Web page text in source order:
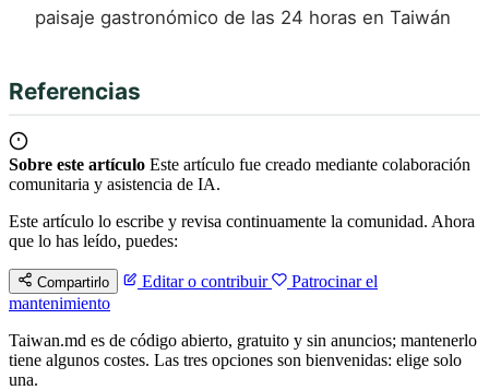
paisaje gastronómico de las 24 horas en Taiwán
Referencias
Sobre este artículo Este artículo fue creado mediante colaboración
comunitaria y asistencia de IA.
Este artículo lo escribe y revisa continuamente la comunidad. Ahora
que lo has leído, puedes:
Compartirlo Editar o contribuir
Patrocinar el
mantenimiento
Taiwan.md es de código abierto, gratuito y sin anuncios; mantenerlo
tiene algunos costes. Las tres opciones son bienvenidas: elige solo
una.